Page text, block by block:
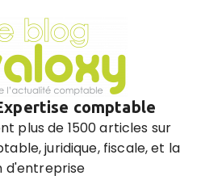
comptable
plus de 1500 articles sur
juridique, fiscale, et la
d'entreprise